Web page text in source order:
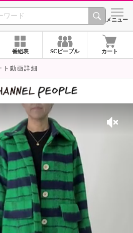
CHANNEL シメニュー
番組表 SCピープル カート
ト動画詳細